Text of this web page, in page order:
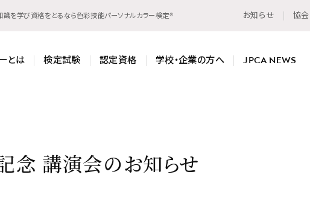
を学び資格をとるなら色彩技能パーソナルカラー検定® お知らせ 協
とは 検定試験 認定資格 学校・企業の方へ JPCA NEWS
念 講演会のお知らせ